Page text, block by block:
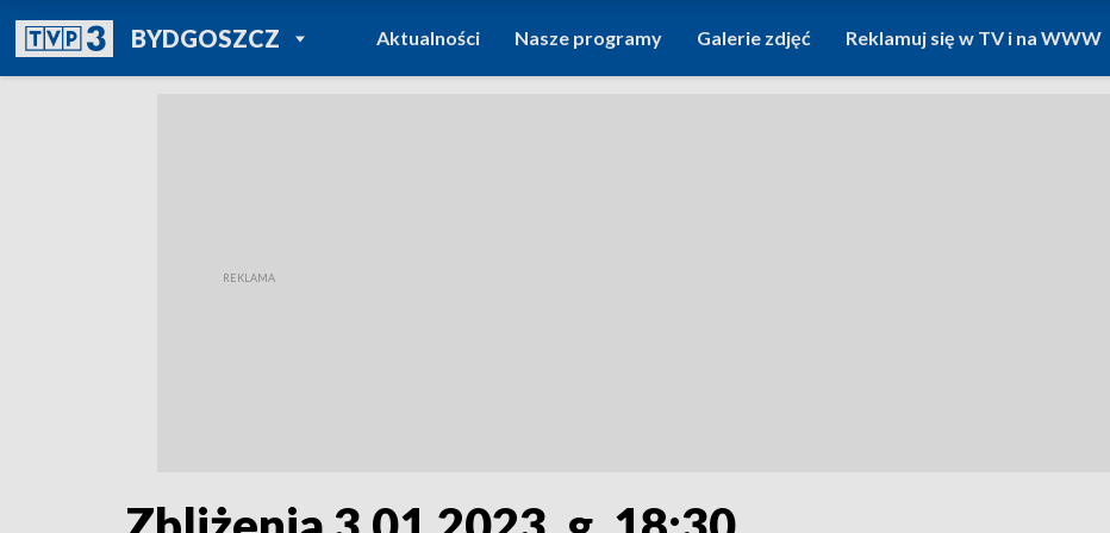
BYDGOSZCZPOWRÓT DO
TVP REGIONY
Aktualności Nasze programy Galerie zdjęć Reklamuj się w TV i na WWW